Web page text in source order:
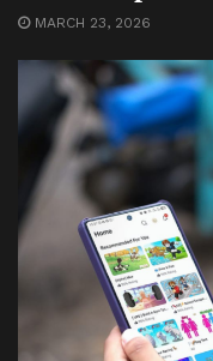
MARCH 23, 2026